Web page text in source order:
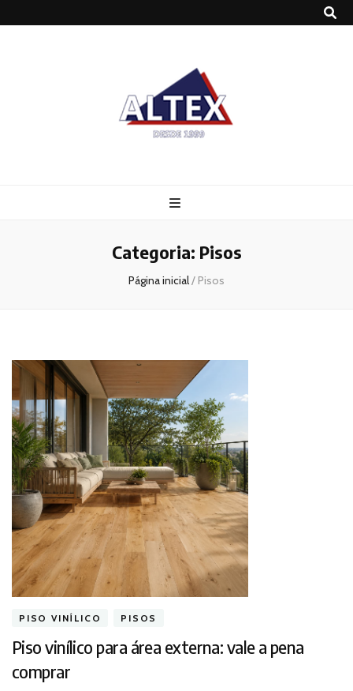
Categoria: Pisos
Página inicial/ Pisos
PISO VINÍLICO PISOS
Piso vinílico para área externa: vale a pena
comprar